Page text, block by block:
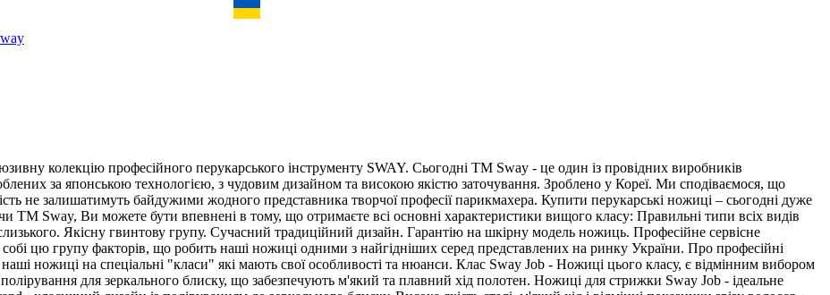
колекцію професійного перукарського інструменту SWAY. Сьогодні ТМ Sway - це один із провідних виробників
за японською технологією, з чудовим дизайном та високою якістю заточування. Зроблено у Кореї. Ми сподіваємося, що
не залишатимуть байдужими жодного представника творчої професії парикмахера. Купити перукарські ножиці – сьогодні дуже
ТМ Sway, Ви можете бути впевнені в тому, що отримаєте всі основні характеристики вищого класу: Правильні типи всіх видів
Якісну гвинтову групу. Сучасний традиційний дизайн. Гарантію на шкірну модель ножиць. Професійне сервісне
цю групу факторів, що робить наші ножиці одними з найгідніших серед представлених на ринку України. Про професійні
ножиці на спеціальні "класи" які мають свої особливості та нюанси. Клас Sway Job - Ножиці цього класу, є відмінним вибором
для зеркального блиску, що забезпечують м'який та плавний хід полотен. Ножиці для стрижки Sway Job - ідеальне